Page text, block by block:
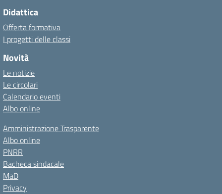
Didattica
Offerta formativa
I progetti delle classi
Novità
Le notizie
Le circolari
Calendario eventi
Albo online
Amministrazione Trasparente
Albo online
PNRR
Bacheca sindacale
MaD
Privacy